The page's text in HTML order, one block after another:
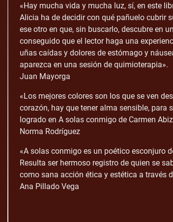
«Hay mucha vida y mucha luz, sí, en este
Alicia ha de decidir con qué pañuelo cubrir
ese otro en que, sin buscarlo, descubre en
conseguido que el lector haga una
uñas caídas y dolores de estómago y
aparezca en una sesión de quimioterapia».
Juan Mayorga
«Los mejores colores son los que se ven
corazón, hay que tener alma sensible,
logrado en A solas conmigo de Carmen
Norma Rodríguez
«A solas conmigo es un poético esconjuro
Resulta ser hermoso registro de quien se
como sana acción ética y estética a través
Ana Pillado Vega